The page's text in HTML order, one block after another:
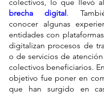
brecha digital.
conocer algunas
entidades con
digitalizan procesos de
o de servicios de
colectivos beneficiarios.
objetivo fue poner en
que han surgido en